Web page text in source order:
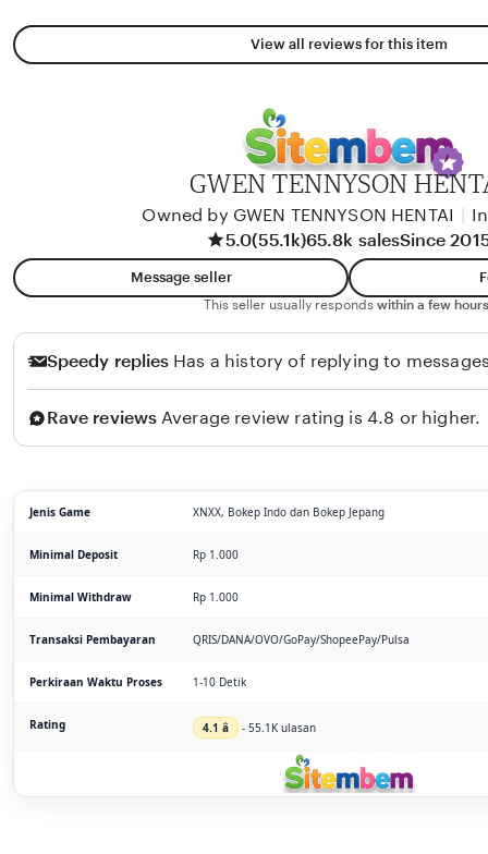
View all reviews for this item
GWEN TENNYSON
Owned by GWEN TENNYSON HENTAI
5.0(55.1k)65.8k salesSince
Message seller
This seller usually responds within a few
Speedy replies Has a history of replying to
Rave reviews Average review rating is 4.8 or higher.
Jenis Game XNXX, Bokep Indo dan Bokep Jepang
Minimal Deposit Rp 1.000
Minimal Withdraw Rp 1.000
Transaksi Pembayaran QRIS/DANA/OVO/GoPay/ShopeePay/Pulsa
Perkiraan Waktu Proses 1-10 Detik
Rating 4.1 â­ - 55.1K ulasan